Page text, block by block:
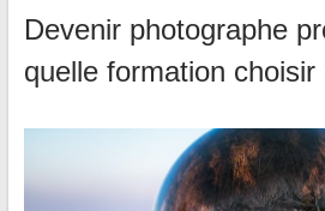
Devenir photographe
quelle formation choisir